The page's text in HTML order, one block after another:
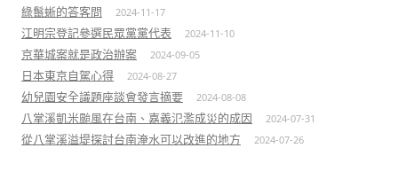
綠鬣蜥的答客問 2024-11-17
江明宗登記參選民眾黨黨代表 2024-11-10
京華城案就是政治辦案 2024-09-05
日本東京自駕心得 2024-08-27
幼兒園安全議題座談會發言摘要 2024-08-08
八掌溪凱米颱風在台南、嘉義氾濫成災的成因 2024-07-31
從八掌溪溢堤探討台南淹水可以改進的地方 2024-07-26